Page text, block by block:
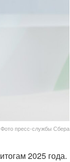
Фото пресс-службы Сбера
2025 года.